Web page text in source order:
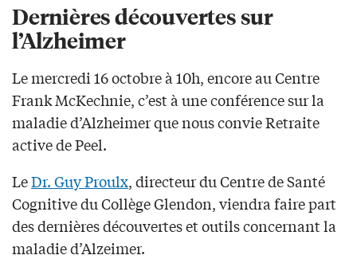
Dernières découvertes sur
l’Alzheimer
Le mercredi 16 octobre à 10h, encore au Centre
Frank McKechnie, c’est à une conférence sur la
maladie d’Alzheimer que nous convie Retraite
active de Peel.
LeDr. Guy Proulx, directeur du Centre de Santé
Cognitive du Collège Glendon, viendra faire part
des dernières découvertes et outils concernant la
maladie d’Alzeimer.